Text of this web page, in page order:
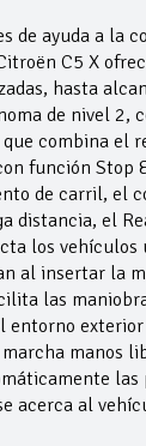
de ayuda a la
C5 X
hasta
de nivel 2,
combina el
función Stop
de carril, el
distancia, el
los vehículos
al insertar la
las
exterior
manos
las
acerca al